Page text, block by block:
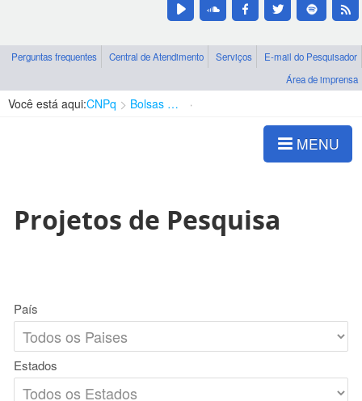
Perguntas frequentes Central de Atendimento Serviços
E-mail do Pesquisador
Área de imprensa
Você está aqui:CNPq Bolsas e Auxílios Vigentes
MENU
Projetos de Pesquisa
País
Estados